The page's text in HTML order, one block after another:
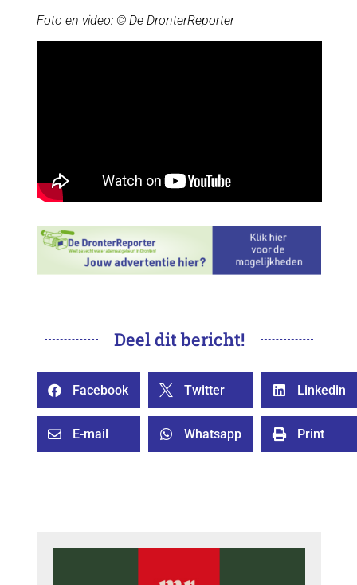
Foto en video: © De DronterReporter
Deel dit bericht!
 Facebook  Twitter  Linkedin
 E-mail  Whatsapp  Print